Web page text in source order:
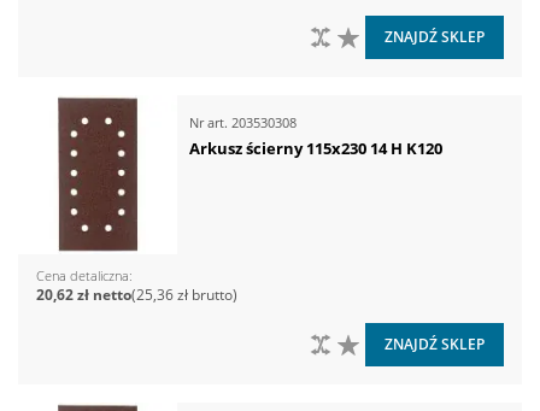
DO LISTY ŻYCZEŃ
DO PORÓWNANIA
ZNAJDŹ SKLEP
Nr art. 203530308
Arkusz ścierny 115x230 14 H K120
Cena detaliczna
25,36 zł
20,62 zł
DO LISTY ŻYCZEŃ
DO PORÓWNANIA
ZNAJDŹ SKLEP